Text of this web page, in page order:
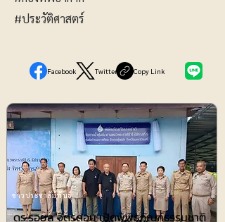
#ประวัติศาสตร์
Facebook Twitter Copy Link
ดร.รอยล จิตรดอน เปิดพิพิธภัณฑ์ธรรมชาติ
ข่าวประชาสัมพันธ์